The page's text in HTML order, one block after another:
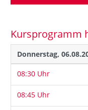
Kursprogramm
Donnerstag,
08:30 Uhr
08:45 Uhr